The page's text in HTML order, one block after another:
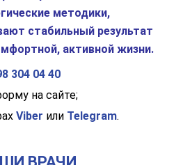
методики,
стабильный результат
активной жизни.
304 04 40
на сайте;
Viber или Telegram.